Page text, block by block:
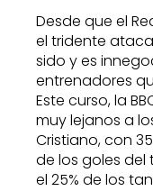
Desde que el
el tridente
sido y es
entrenadores
Este curso, la
muy lejanos a
Cristiano, con
de los goles del
el 25% de los